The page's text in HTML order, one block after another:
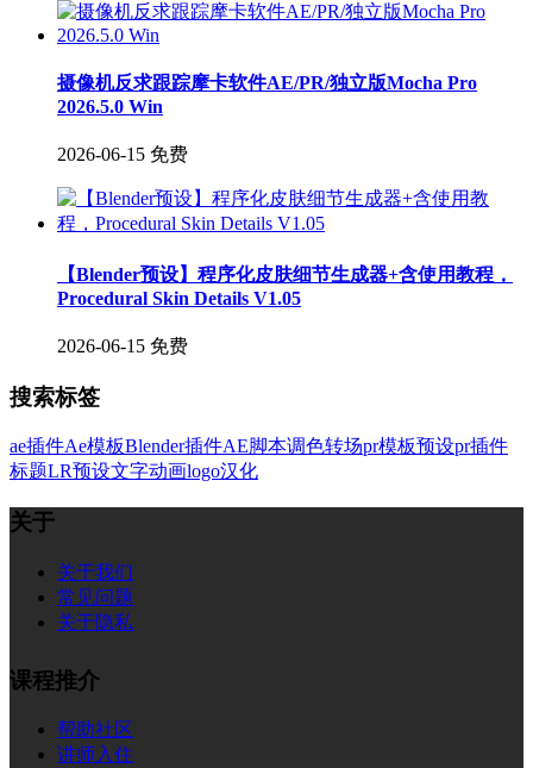
摄像机反求跟踪摩卡软件AE/PR/独立版Mocha Pro
2026.5.0 Win
2026-06-15 免费
【Blender预设】程序化皮肤细节生成器+含使用教程，
Procedural Skin Details V1.05
2026-06-15 免费
搜索标签
ae插件Ae模板Blender插件AE脚本调色转场pr模板预设pr插件
标题LR预设文字动画logo汉化
关于
关于我们
常见问题
关于隐私
课程推介
帮助社区
讲师入住